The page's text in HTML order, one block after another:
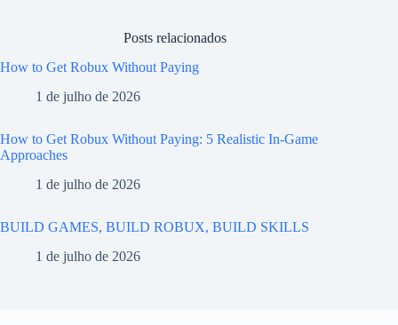
Posts relacionados
How to Get Robux Without Paying
1 de julho de 2026
How to Get Robux Without Paying: 5 Realistic In-Game
Approaches
1 de julho de 2026
BUILD GAMES, BUILD ROBUX, BUILD SKILLS
1 de julho de 2026